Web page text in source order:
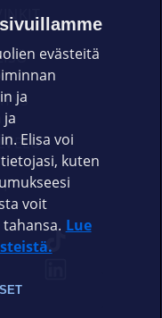
evästeitä
ja
ja
Elisa voi
kuten
voit
Lue